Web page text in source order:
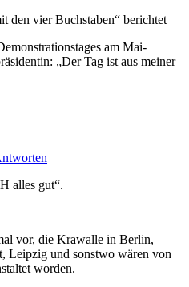
den vier Buchstaben“ berichtet
am Mai-
„Der Tag ist aus meiner
alles gut“.
vor, die Krawalle in Berlin,
Leipzig und sonstwo wären von
worden.